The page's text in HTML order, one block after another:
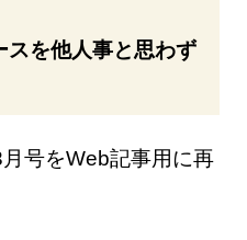
スを他人事と思わず
号をWeb記事用に再